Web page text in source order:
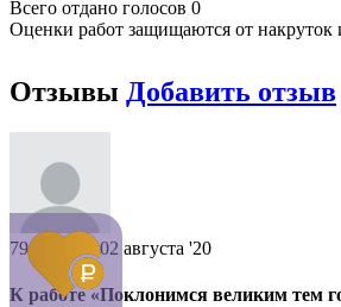
Всего отдано голосов 0
Оценки работ защищаются от накруток
Отзывы Добавить отзыв
79159**** 02 августа '20
К работе «Поклонимся великим тем